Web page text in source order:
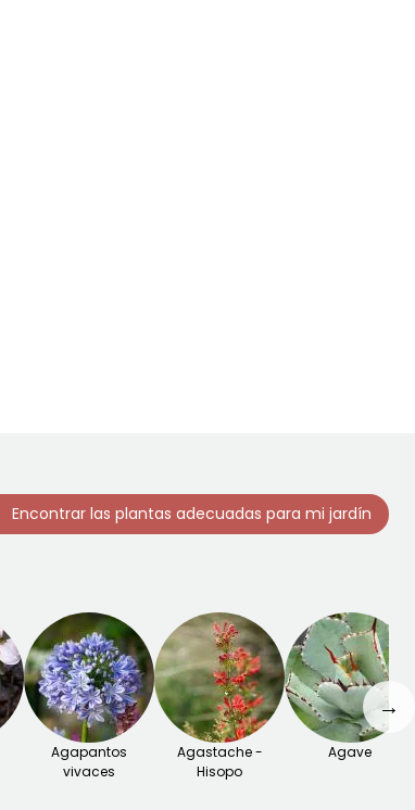
Encontrar las plantas adecuadas para mi jardín
Agapantos
vivaces
Agastache -
Hisopo
Agave
→